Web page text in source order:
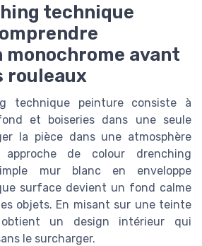
technique
monochrome avant
rouleaux
technique peinture consiste à
et boiseries dans une seule
la pièce dans une atmosphère
approche de colour drenching
mur blanc en enveloppe
surface devient un fond calme
objets. En misant sur une teinte
un design intérieur qui
le surcharger.